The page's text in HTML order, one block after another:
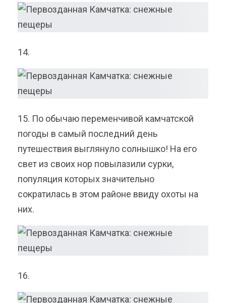
14.
15. По обычаю переменчивой камчатской
погоды в самый последний день
путешествия выглянуло солнышко! На его
свет из своих нор повылазили сурки,
популяция которых значительно
сократилась в этом районе ввиду охоты на
них.
16.